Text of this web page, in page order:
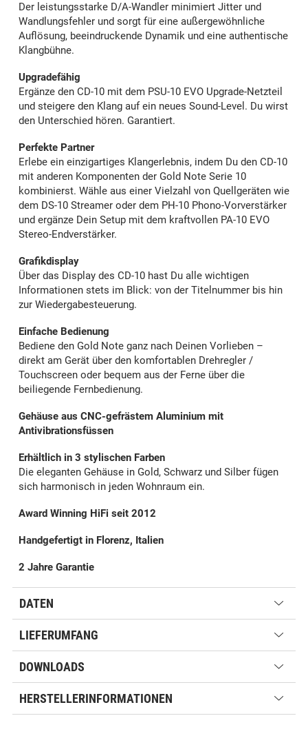
Der leistungsstarke D/A-Wandler minimiert Jitter und
Wandlungsfehler und sorgt für eine außergewöhnliche
Auflösung, beeindruckende Dynamik und eine authentische
Klangbühne.
Upgradefähig
Ergänze den CD-10 mit dem PSU-10 EVO Upgrade-Netzteil
und steigere den Klang auf ein neues Sound-Level. Du wirst
den Unterschied hören. Garantiert.
Perfekte Partner
Erlebe ein einzigartiges Klangerlebnis, indem Du den CD-10
mit anderen Komponenten der Gold Note Serie 10
kombinierst. Wähle aus einer Vielzahl von Quellgeräten wie
dem DS-10 Streamer oder dem PH-10 Phono-Vorverstärker
und ergänze Dein Setup mit dem kraftvollen PA-10 EVO
Stereo-Endverstärker.
Grafikdisplay
Über das Display des CD-10 hast Du alle wichtigen
Informationen stets im Blick: von der Titelnummer bis hin
zur Wiedergabesteuerung.
Einfache Bedienung
Bediene den Gold Note ganz nach Deinen Vorlieben –
direkt am Gerät über den komfortablen Drehregler /
Touchscreen oder bequem aus der Ferne über die
beiliegende Fernbedienung.
Gehäuse aus CNC-gefrästem Aluminium mit
Antivibrationsfüssen
Erhältlich in 3 stylischen Farben
Die eleganten Gehäuse in Gold, Schwarz und Silber fügen
sich harmonisch in jeden Wohnraum ein.
Award Winning HiFi seit 2012
Handgefertigt in Florenz, Italien
2 Jahre Garantie
DATEN
LIEFERUMFANG
DOWNLOADS
HERSTELLERINFORMATIONEN